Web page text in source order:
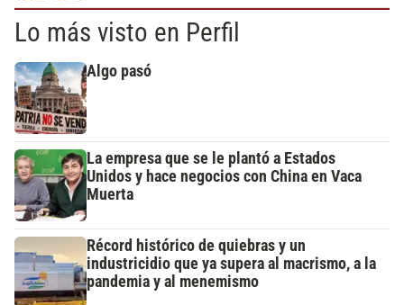
Lo más visto en Perfil
Algo pasó
La empresa que se le plantó a Estados
Unidos y hace negocios con China en Vaca
Muerta
Récord histórico de quiebras y un
industricidio que ya supera al macrismo, a la
pandemia y al menemismo